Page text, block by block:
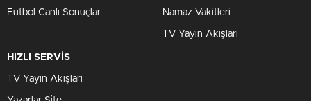
Futbol Canlı Sonuçlar Namaz Vakitleri
TV Yayın Akışları
HIZLI SERVİS
TV Yayın Akışları